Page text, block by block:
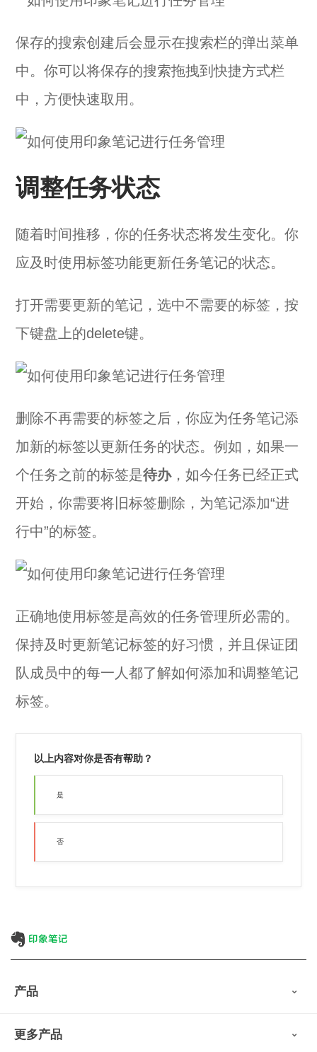
保存的搜索创建后会显示在搜索栏的弹出菜单
中。你可以将保存的搜索拖拽到快捷方式栏
中，方便快速取用。
调整任务状态
随着时间推移，你的任务状态将发生变化。你
应及时使用标签功能更新任务笔记的状态。
打开需要更新的笔记，选中不需要的标签，按
下键盘上的delete键。
删除不再需要的标签之后，你应为任务笔记添
加新的标签以更新任务的状态。例如，如果一
个任务之前的标签是待办，如今任务已经正式
开始，你需要将旧标签删除，为笔记添加“进
行中”的标签。
正确地使用标签是高效的任务管理所必需的。
保持及时更新笔记标签的好习惯，并且保证团
队成员中的每一人都了解如何添加和调整笔记
标签。
以上内容对你是否有帮助？
是
否
产品
会员权益
更多产品